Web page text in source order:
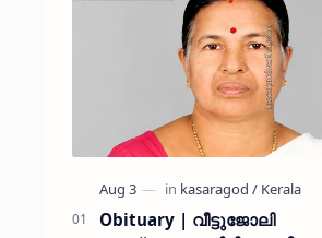
Obituary | വീട്ടുജോലി